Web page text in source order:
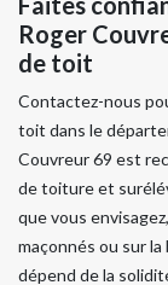
Roger
de toit
Contactez-nous
toit dans le
Couvreur 69 est
de toiture et
que vous
maçonnés ou sur
dépend de la